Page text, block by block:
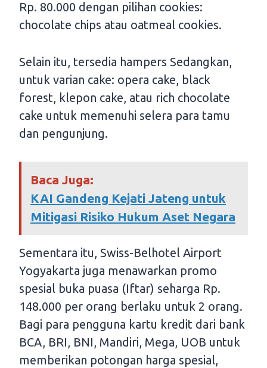
Rp. 80.000 dengan pilihan cookies:
chocolate chips atau oatmeal cookies.
Selain itu, tersedia hampers Sedangkan,
untuk varian cake: opera cake, black
forest, klepon cake, atau rich chocolate
cake untuk memenuhi selera para tamu
dan pengunjung.
Baca Juga:
KAI Gandeng Kejati Jateng untuk
Mitigasi Risiko Hukum Aset Negara
Sementara itu, Swiss-Belhotel Airport
Yogyakarta juga menawarkan promo
spesial buka puasa (Iftar) seharga Rp.
148.000 per orang berlaku untuk 2 orang.
Bagi para pengguna kartu kredit dari bank
BCA, BRI, BNI, Mandiri, Mega, UOB untuk
memberikan potongan harga spesial,